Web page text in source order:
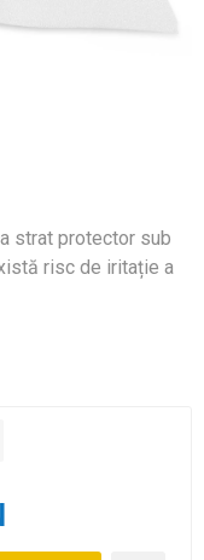
strat protector sub
risc de iritație a